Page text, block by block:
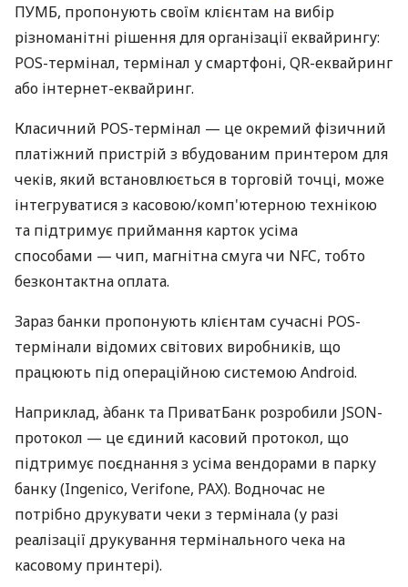
ПУМБ, пропонують своїм клієнтам на вибір
різноманітні рішення для організації еквайрингу:
POS-термінал, термінал у смартфоні, QR-еквайринг
або інтернет-еквайринг.
Класичний POS-термінал — це окремий фізичний
платіжний пристрій з вбудованим принтером для
чеків, який встановлюється в торговій точці, може
інтегруватися з касовою/комп'ютерною технікою
та підтримує приймання карток усіма
способами — чип, магнітна смуга чи NFC, тобто
безконтактна оплата.
Зараз банки пропонують клієнтам сучасні POS-
термінали відомих світових виробників, що
працюють під операційною системою Android.
Наприклад, àбанк та ПриватБанк розробили JSON-
протокол — це єдиний касовий протокол, що
підтримує поєднання з усіма вендорами в парку
банку (Ingenico, Verifone, PAX). Водночас не
потрібно друкувати чеки з термінала (у разі
реалізації друкування термінального чека на
касовому принтері).